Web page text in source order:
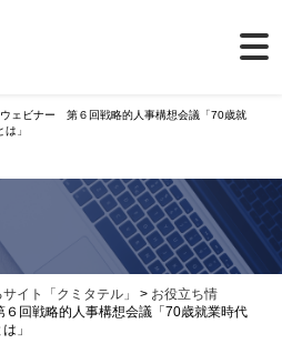
ェビナー 第６回戦略的人事構想会議「70歳就
」
イト「クミタテル」 > お役立ち情
回戦略的人事構想会議「70歳就業時代
」